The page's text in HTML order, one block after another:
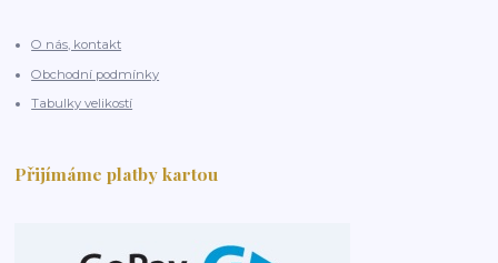
O nás, kontakt
Obchodní podmínky
Tabulky velikostí
Přijímáme platby kartou